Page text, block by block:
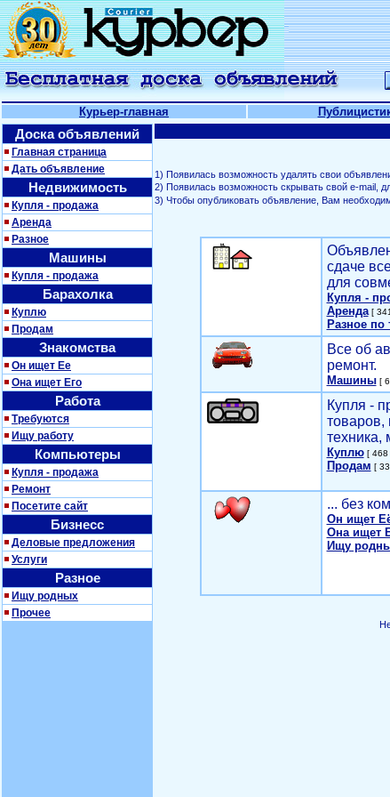
Курьер-главная
Доска объявлений
Главная страница
Дать объявление
Недвижимость
Купля - продажа
Аренда
Разное
Машины
Купля - продажа
Барахолка
Куплю
Продам
Знакомства
Он ищет Ее
Она ищет Его
Работа
Требуются
Ищу работу
Компьютеры
Купля - продажа
Ремонт
Посетите сайт
Бизнесс
Деловые предложения
Услуги
Разное
Ищу родных
Прочее
1) Появилась возможность удалять свои
2) Появилась возможность скрывать свой е-mail,
3) Чтобы опубликовать объявление, Вам
сдаче
для
Купля -
Аренда[
Разное по
Все об
ремонт.
Машины[
Купля -
техника,
Куплю[ 468
Продам [
... без
Он ищет
Она ищет
Ищу